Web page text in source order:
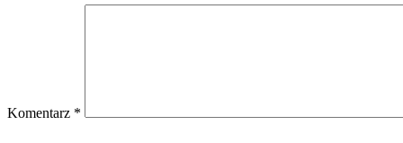
Komentarz *